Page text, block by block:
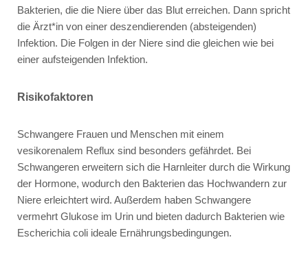
Bakterien, die die Niere über das Blut erreichen. Dann spricht
die Ärzt*in von einer deszendierenden (absteigenden)
Infektion. Die Folgen in der Niere sind die gleichen wie bei
einer aufsteigenden Infektion.
Risikofaktoren
Schwangere Frauen und Menschen mit einem
vesikorenalem Reflux sind besonders gefährdet. Bei
Schwangeren erweitern sich die Harnleiter durch die Wirkung
der Hormone, wodurch den Bakterien das Hochwandern zur
Niere erleichtert wird. Außerdem haben Schwangere
vermehrt Glukose im Urin und bieten dadurch Bakterien wie
Escherichia coli ideale Ernährungsbedingungen.